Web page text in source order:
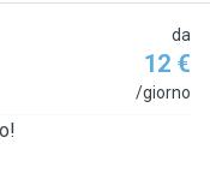
da
12 €
/giorno